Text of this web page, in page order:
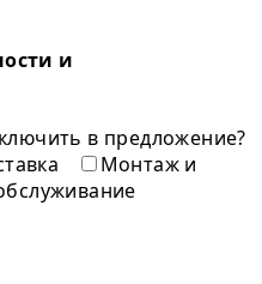
и
в предложение?
Монтаж и